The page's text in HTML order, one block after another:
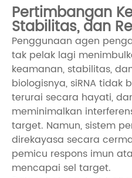
Pertimbangan
Stabilitas, dan
Penggunaan agen
tak pelak lagi
keamanan, stabilitas,
biologisnya, siRNA
terurai secara hayati,
meminimalkan
target. Namun, sistem
direkayasa secara
pemicu respons imun
mencapai sel target.